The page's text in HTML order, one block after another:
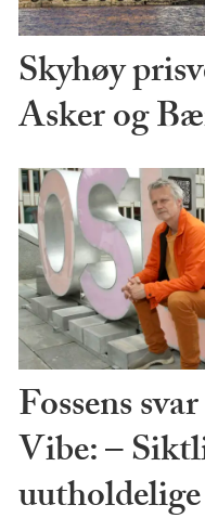
Skyhøy
Asker og
Fossens
Vibe: –